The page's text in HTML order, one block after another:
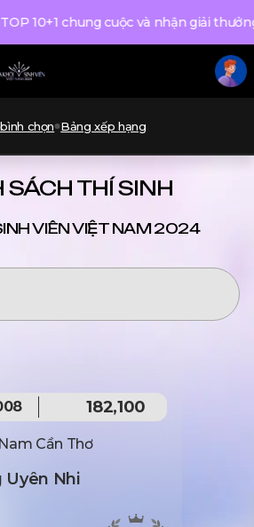
chung cuộc và nhận giải thưởng
chọn Bảng xếp hạng
SÁCH THÍ SINH
VIÊN VIỆT NAM 2024
182,100
Cần Thơ
Uyên Nhi